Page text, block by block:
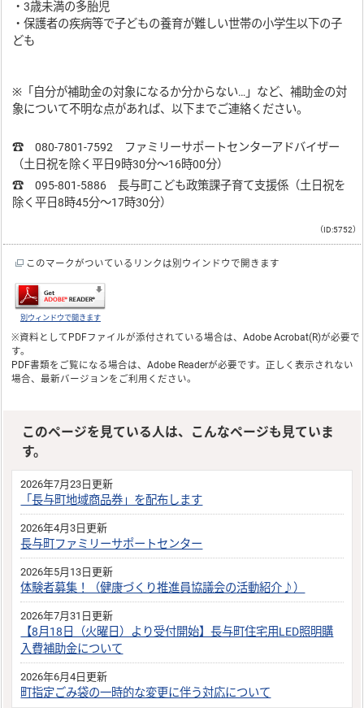
・3歳未満の多胎児
・保護者の疾病等で子どもの養育が難しい世帯の小学生以下の子
ども
※「自分が補助金の対象になるか分からない…」など、補助金の対
象について不明な点があれば、以下までご連絡ください。
☎ 080-7801-7592 ファミリーサポートセンターアドバイザー
（土日祝を除く平日9時30分～16時00分）
☎ 095-801-5886 長与町こども政策課子育て支援係（土日祝を
除く平日8時45分～17時30分）
（ID:5752）
このマークがついているリンクは別ウインドウで開きます
別ウィンドウで開きます
※資料としてPDFファイルが添付されている場合は、Adobe Acrobat(R)が必要で
す。
PDF書類をご覧になる場合は、Adobe Readerが必要です。正しく表示されない
場合、最新バージョンをご利用ください。
このページを見ている人は、こんなページも見ていま
す。
2026年7月23日更新
「長与町地域商品券」を配布します
2026年4月3日更新
長与町ファミリーサポートセンター
2026年5月13日更新
体験者募集！（健康づくり推進員協議会の活動紹介♪）
2026年7月31日更新
【8月18日（火曜日）より受付開始】長与町住宅用LED照明購
入費補助金について
2026年6月4日更新
町指定ごみ袋の一時的な変更に伴う対応について